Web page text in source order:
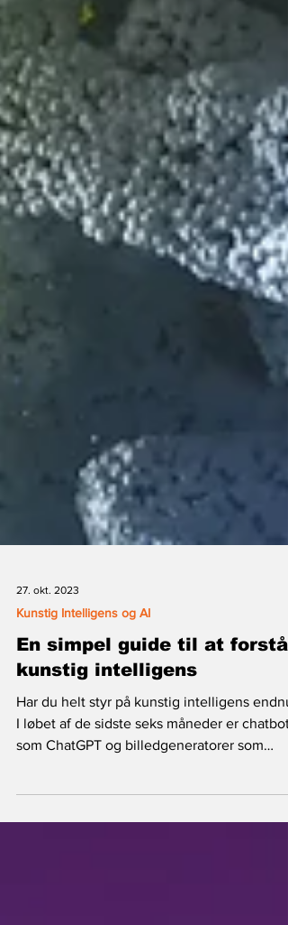
27. okt. 2023
Kunstig Intelligens og AI
En simpel guide til at forstå
kunstig intelligens
Har du helt styr på kunstig intelligens
I løbet af de sidste seks måneder er chatbots
Midjourney